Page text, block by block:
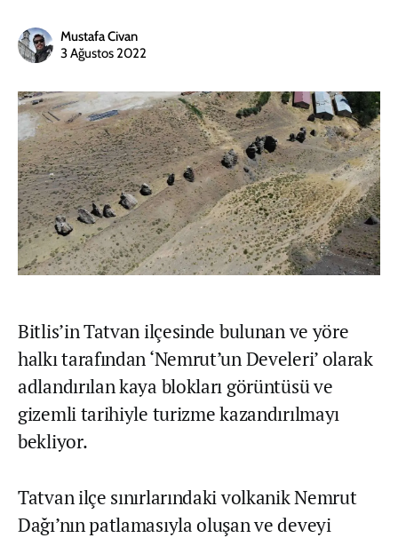
Mustafa Civan
3 Ağustos 2022
Bitlis’in Tatvan ilçesinde bulunan ve yöre
halkı tarafından ‘Nemrut’un Develeri’ olarak
adlandırılan kaya blokları görüntüsü ve
gizemli tarihiyle turizme kazandırılmayı
bekliyor.
Tatvan ilçe sınırlarındaki volkanik Nemrut
Dağı’nın patlamasıyla oluşan ve deveyi